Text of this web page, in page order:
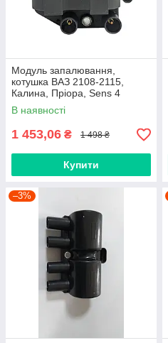
Модуль запалювання,
котушка ВАЗ 2108-2115,
Калина, Пріора, Sens 4
контакта
В наявності
1 453,06 ₴ 1 498 ₴
Купити
–3%